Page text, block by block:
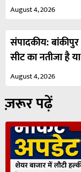
August 4, 2026
संपादकीय:
सीट का नतीजा है
August 4, 2026
ज़रूर पढ़ें